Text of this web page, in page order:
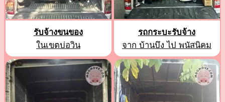
รับจ้างขนของ
ในเขตบ่อวิน
รถกระบะรับจ้าง
จาก บ้านบึง ไป พนัสนิคม